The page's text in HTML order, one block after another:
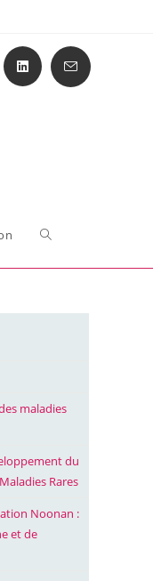
Toggle
maladies
du
Rares
Noonan :
et de